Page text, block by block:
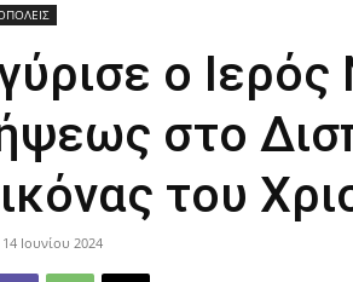
ο
στο
του
14 Ιουνίου 2024